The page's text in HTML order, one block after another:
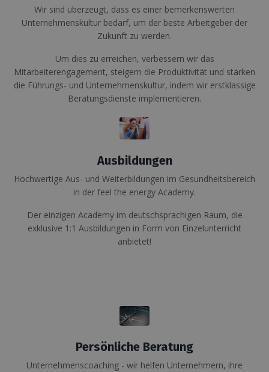
Wir sind überzeugt, dass es einer bemerkenswerten
Unternehmenskultur bedarf, um der beste Arbeitgeber der
Zukunft zu werden.
Um dies zu erreichen, verbessern wir das
Mitarbeiterengagement, steigern die Produktivität und stärken
die Führungs- und Unternehmenskultur, indem wir erstklassige
Beratungsdienste implementieren.
Ausbildungen
Hochwertige Aus- und Weiterbildungen im Gesundheitsbereich
in der feel the energy Academy.
Der einzigen Academy im deutschsprachigen Raum, die
exklusive 1:1 Ausbildungen in Form von Einzelunterricht
anbietet!
Persönliche Beratung
Unternehmenscoaching - wir helfen Unternehmern, ihre